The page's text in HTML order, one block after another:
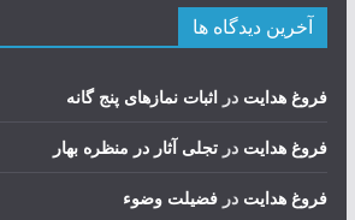
آخرین دیدگاه ها
فروغ هدایت در اثبات نمازهای پنج گانه
فروغ هدایت در تجلی آثار در منظره بهار
فروغ هدایت در فضيلت وضوء